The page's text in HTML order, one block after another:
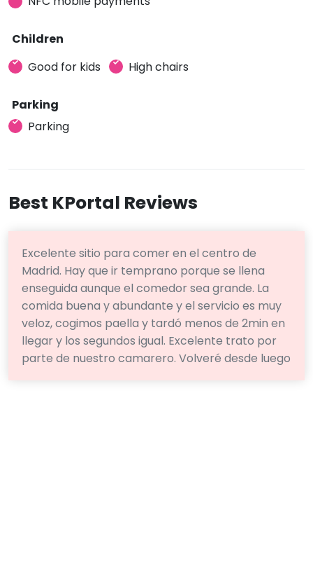
Children
Good for kids
High chairs
Parking
Parking
Best KPortal Reviews
Excelente sitio para comer en el centro de
Madrid. Hay que ir temprano porque se llena
enseguida aunque el comedor sea grande. La
comida buena y abundante y el servicio es muy
veloz, cogimos paella y tardó menos de 2min en
llegar y los segundos igual. Excelente trato por
parte de nuestro camarero. Volveré desde luego